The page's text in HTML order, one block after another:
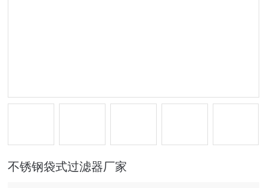
不锈钢袋式过滤器厂家